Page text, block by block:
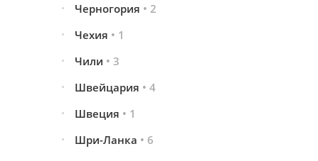
Черногория • 2
Чехия • 1
Чили • 3
Швейцария • 4
Швеция • 1
Шри-Ланка • 6